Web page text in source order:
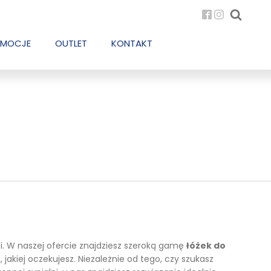
OUTLET KONTAKT
160x200
160x200
Biurka sosnowe
naszej ofercie znajdziesz szeroką gamę łóżek do
oczekujesz. Niezależnie od tego, czy szukasz